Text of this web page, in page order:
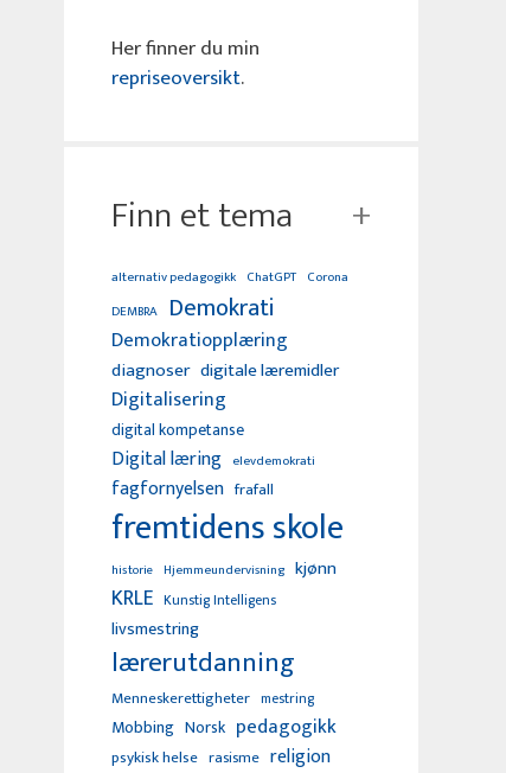
Her finner du min
repriseoversikt.
Finn et tema
alternativ pedagogikk ChatGPT Corona
DEMBRA Demokrati
Demokratiopplæring
diagnoser digitale læremidler
Digitalisering
digital kompetanse
Digital læring elevdemokrati
fagfornyelsen frafall
fremtidens skole
historie Hjemmeundervisning kjønn
KRLE Kunstig Intelligens
livsmestring
lærerutdanning
Menneskerettigheter mestring
Mobbing Norsk pedagogikk
psykisk helse rasisme religion